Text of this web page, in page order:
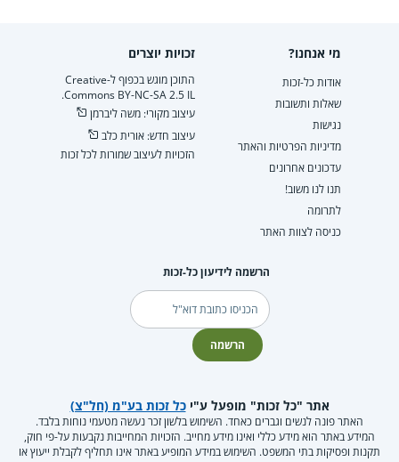
מי אנחנו?
אודות כל-זכות
שאלות ותשובות
נגישות
מדיניות הפרטיות והאתר
עדכונים אחרונים
תנו לנו משוב!
לתרומה
כניסה לצוות האתר
זכויות יוצרים
התוכן מוגש בכפוף ל-Creative
Commons BY-NC-SA 2.5 IL.
עיצוב מקורי: משה ליברמן
עיצוב חדש: אורית כלב
הזכויות לעיצוב שמורות לכל זכות
הרשמה לידיעון כל-זכות
דוא"ל
הרשמה
אתר "כל זכות" מופעל ע"יכל זכות בע"מ (חל"צ)
האתר פונה לנשים וגברים כאחד. השימוש בלשון זכר נעשה מטעמי נוחות בלבד.
המידע באתר הוא מידע כללי ואינו מידע מחייב. הזכויות המחייבות נקבעות על-פי חוק,
תקנות ופסיקות בתי המשפט. השימוש במידע המופיע באתר אינו תחליף לקבלת ייעוץ או